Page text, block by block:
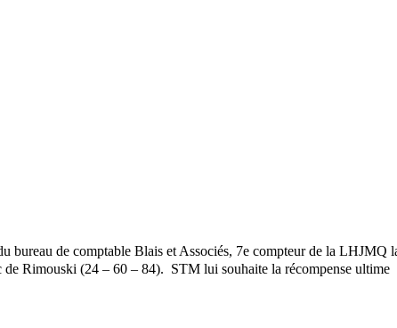
bureau de comptable Blais et Associés, 7e compteur de la LHJMQ
de Rimouski (24 – 60 – 84). STM lui souhaite la récompense ultime